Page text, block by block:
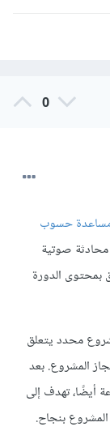
0
حسوب
صوتية
الدورة
محدد يتعلق
المشروع. بعد
تهدف إلى
بنجاح.